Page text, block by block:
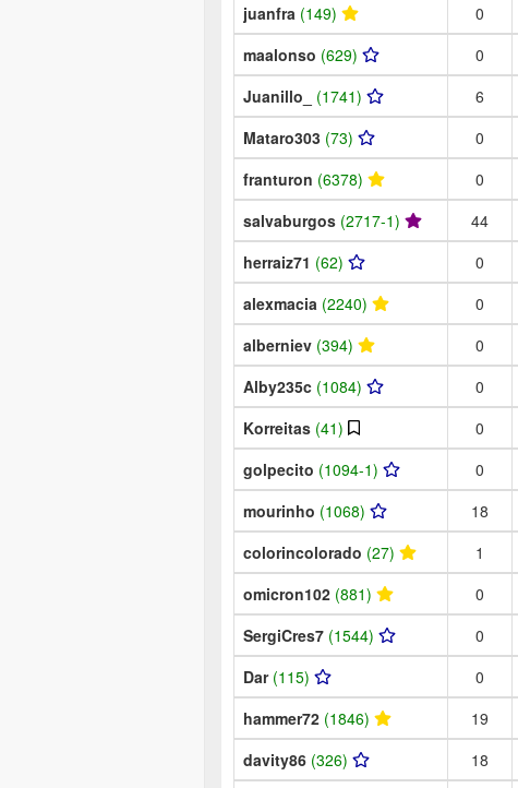
juanfra (149) 0
maalonso (629) 0
Juanillo_ (1741) 6
Mataro303 (73) 0
franturon (6378) 0
salvaburgos (2717-1) 44
herraiz71 (62) 0
alexmacia (2240) 0
alberniev (394) 0
Alby235c (1084) 0
Korreitas (41) 0
golpecito (1094-1) 0
mourinho (1068) 18
colorincolorado (27) 1
omicron102 (881) 0
SergiCres7 (1544) 0
Dar (115) 0
hammer72 (1846) 19
davity86 (326) 18